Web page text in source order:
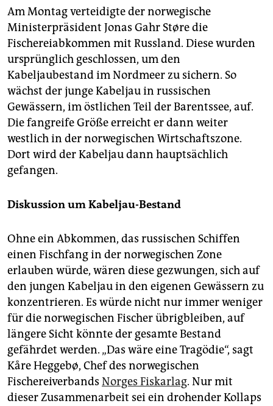
Am Montag verteidigte der norwegische
Ministerpräsident Jonas Gahr Støre die
Fischereiabkommen mit Russland. Diese wurden
ursprünglich geschlossen, um den
Kabeljaubestand im Nordmeer zu sichern. So
wächst der junge Kabeljau in russischen
Gewässern, im östlichen Teil der Barentssee, auf.
Die fangreife Größe erreicht er dann weiter
westlich in der norwegischen Wirtschaftszone.
Dort wird der Kabeljau dann hauptsächlich
gefangen.
Diskussion um Kabeljau-Bestand
Ohne ein Abkommen, das russischen Schiffen
einen Fischfang in der norwegischen Zone
erlauben würde, wären diese gezwungen, sich auf
den jungen Kabeljau in den eigenen Gewässern zu
konzentrieren. Es würde nicht nur immer weniger
für die norwegischen Fischer übrigbleiben, auf
längere Sicht könnte der gesamte Bestand
gefährdet werden. „Das wäre eine Tragödie“, sagt
Kåre Heggebø, Chef des norwegischen
Fischereiverbands Norges Fiskarlag. Nur mit
dieser Zusammenarbeit sei ein drohender Kollaps